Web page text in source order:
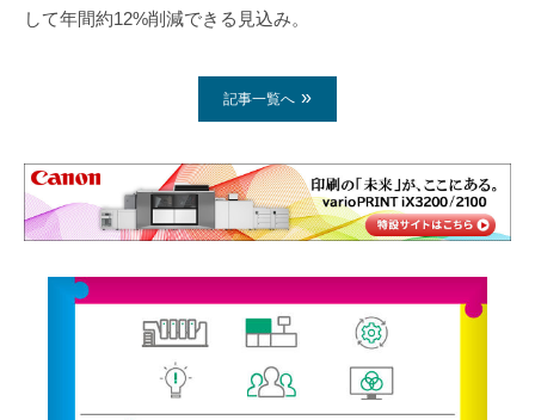
して年間約12%削減できる見込み。
記事一覧へ